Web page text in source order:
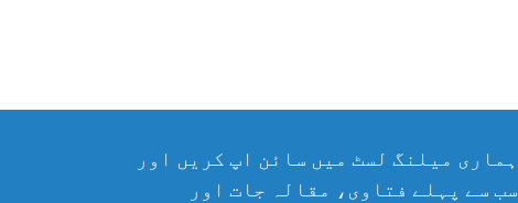
ہماری میلنگ لسٹ میں سائن اپ کریں اور
سب سے پہلے فتاوی، مقالہ جات اور